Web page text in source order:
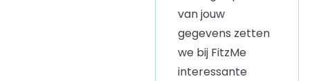
van jouw
gegevens zetten
we bij FitzMe
interessante